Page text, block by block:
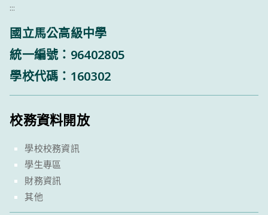
:::
國立馬公高級中學
統一編號：96402805
學校代碼：160302
校務資料開放
學校校務資訊
學生專區
財務資訊
其他